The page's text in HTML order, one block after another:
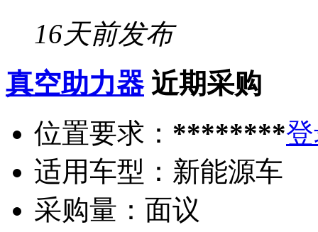
16天前发布
真空助力器 近期采购
位置要求： ********
适用车型： 新能源车
采购量： 面议